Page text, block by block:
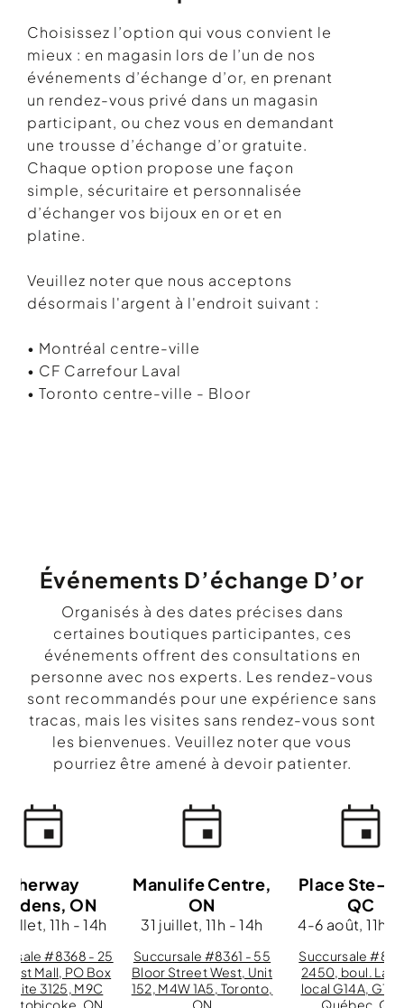
Choisissez l’option qui vous convient le
mieux : en magasin lors de l’un de nos
événements d’échange d’or, en prenant
un rendez-vous privé dans un magasin
participant, ou chez vous en demandant
une trousse d’échange d’or gratuite.
Chaque option propose une façon
simple, sécuritaire et personnalisée
d’échanger vos bijoux en or et en
platine.
Veuillez noter que nous acceptons
désormais l'argent à l'endroit suivant :
• Montréal centre-ville
• CF Carrefour Laval
• Toronto centre-ville - Bloor
Événements D’échange D’or
Organisés à des dates précises dans
certaines boutiques participantes, ces
événements offrent des consultations en
personne avec nos experts. Les rendez-vous
sont recommandés pour une expérience sans
tracas, mais les visites sans rendez-vous sont
les bienvenues. Veuillez noter que vous
pourriez être amené à devoir patienter.
Sherway
ON
11h - 14h
#8368 - 25
Mall, PO Box
Suite 3125, M9C
Etobicoke, ON
Manulife Centre,
ON
31 juillet, 11h - 14h
Succursale #8361 - 55
Bloor Street West, Unit
152, M4W 1A5, Toronto,
ON
Place Ste-
QC
4-6 août, 11h -
Succursale
2450, boul.
local G14A, G1V
Québec, QC